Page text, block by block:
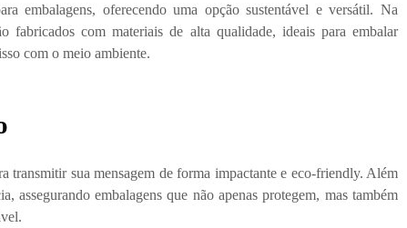
embalagens, oferecendo uma opção sustentável e versátil. Na
fabricados com materiais de alta qualidade, ideais para embalar
com o meio ambiente.
transmitir sua mensagem de forma impactante e eco-friendly. Além
assegurando embalagens que não apenas protegem, mas também